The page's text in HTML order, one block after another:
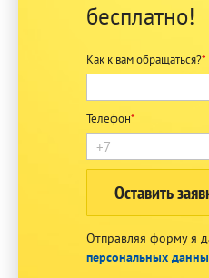
бесплатно!
Как к вам обращаться?*
Телефон*
Отправляя форму я
персональных